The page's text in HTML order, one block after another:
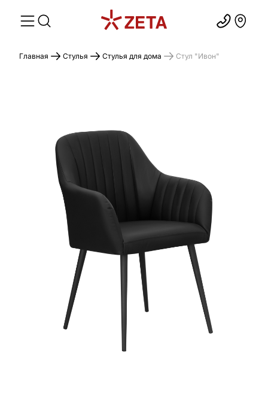
Главная Стулья Стулья для дома Стул "Ивон"